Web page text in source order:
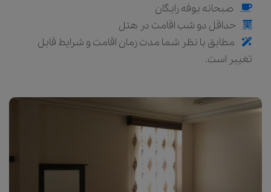
صبحانه بوفه رایگان
حداقل دو شب اقامت در هتل
مطابق با نظر شما مدت زمان اقامت و شرایط قابل
تغییر است.